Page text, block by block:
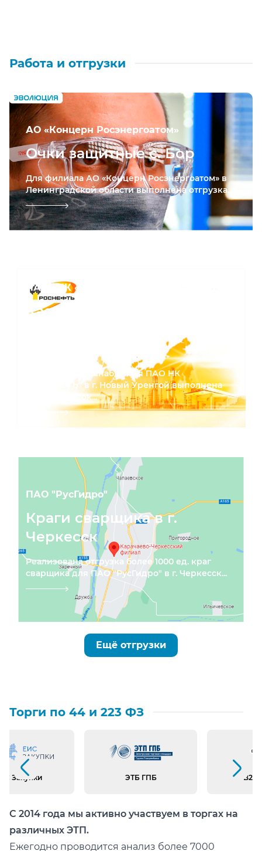
Работа и отгрузки
АО «Концерн Росэнергоатом»
Очки защитные с. Бор
Для филиала АО «Концерн Росэнергоатом» в
Ленинградской области выполнена отгрузка...
ПАО «НК «Роснефть»
Каски защитные с
Для структуры снабжения ПАО НК
"РОСНЕФТЬ" в г. Новый Уренгой выполнена
отгрузка касок...
ПАО "РусГидро"
Краги сварщика в г.
Черкесск
Реализована отгрузка более 1000 ед. краг
сварщика для ПАО "РусГидро" в г. Черкесск...
Ещё отгрузки
Торги по 44 и 223 ФЗ
Закупки ЭТБ ГПБ B2B
Предыдущий слайд
Следующий слайд
С 2014 года мы активно участвуем в торгах на
различных ЭТП.
Ежегодно проводится анализ более 7000